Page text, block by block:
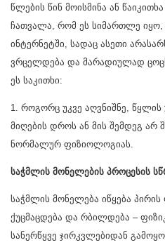
წლების წინ მოისმინა ან
ჩათვალა, რომ ეს სიმართლე იყო,
ინტერნეტში, სადაც ასეთი
ვრცელდება და მარადიულად
ეს საკითხი:
1. როგორც უკვე აღვნიშნე,
მიღების დროს ან მის შემდეგ არ
ნორმალურ ფიზიოლოგიას.
საჭმლის მონელების პროცესის
საჭმლის მონელება იწყება
ქუცმაცდება და რბილდება –
სანერწყვე ჯირკვლებიდან